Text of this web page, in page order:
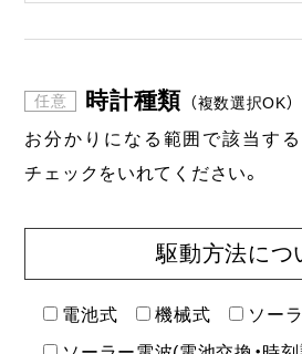
時計種類 （複数選択OK）
お分かりになる範囲で該当す
チェックをいれてください。
駆動方法につ
電池式 機械式
ソー